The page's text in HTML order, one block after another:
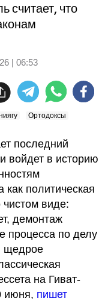
считает, что
| 06:53
Ортодоксы
последний
войдет в историю
как политическая
виде:
демонтаж
процесса по делу
щедрое
на Гиват-
июня, пишет